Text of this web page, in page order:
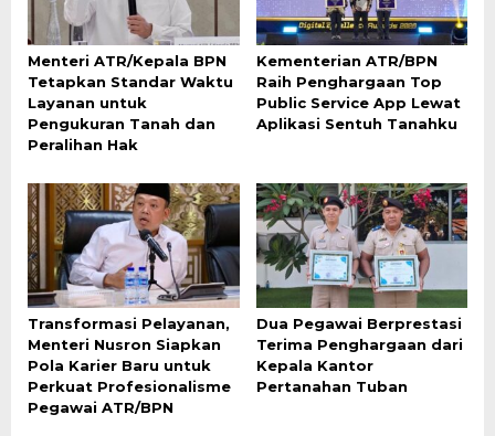
Menteri ATR/Kepala BPN
Tetapkan Standar Waktu
Layanan untuk
Pengukuran Tanah dan
Peralihan Hak
Kementerian ATR/BPN
Raih Penghargaan Top
Public Service App Lewat
Aplikasi Sentuh Tanahku
Transformasi Pelayanan,
Menteri Nusron Siapkan
Pola Karier Baru untuk
Perkuat Profesionalisme
Pegawai ATR/BPN
Dua Pegawai Berprestasi
Terima Penghargaan dari
Kepala Kantor
Pertanahan Tuban